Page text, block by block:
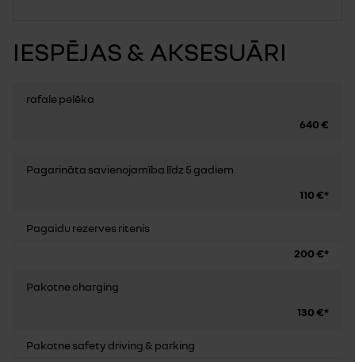
IESPĒJAS & AKSESUĀRI
rafale pelēka
640 €
Pagarināta savienojamība līdz 5 gadiem
110 €*
Pagaidu rezerves ritenis
200 €*
Pakotne charging
130 €*
Pakotne safety driving & parking